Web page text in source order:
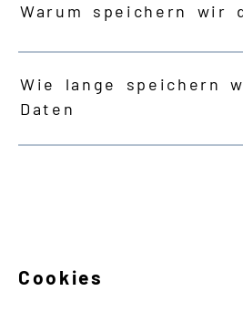
Warum speichern wir
Wie lange speichern
Daten
Cookies